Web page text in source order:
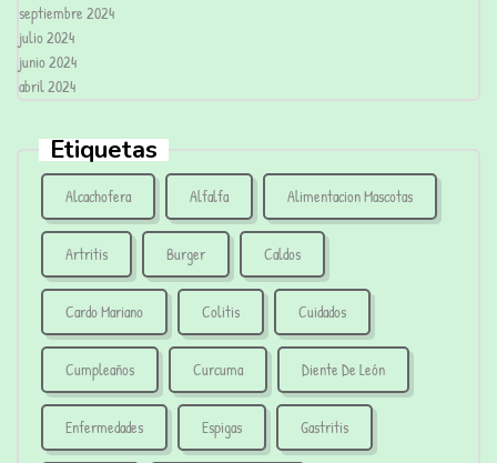
septiembre 2024
julio 2024
junio 2024
abril 2024
Etiquetas
Alcachofera Alfalfa Alimentacion Mascotas
Artritis Burger Caldos
Cardo Mariano Colitis Cuidados
Cumpleaños Curcuma Diente De León
Enfermedades Espigas Gastritis